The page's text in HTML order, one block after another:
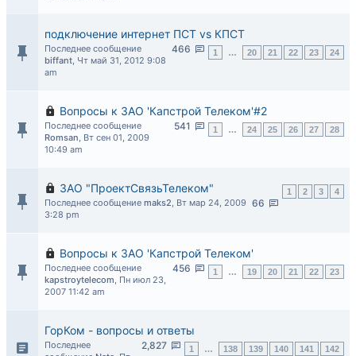
подключение интернет ПСТ vs КПСТ
1 … 20 21 22 23 24
466
Последнее сообщение
biffant, Чт май 31, 2012 9:08
am
Вопросы к ЗАО 'Капстрой Телеком'#2
1 … 24 25 26 27 28
541
Последнее сообщение
Romsan, Вт сен 01, 2009
10:49 am
ЗАО "ПроектСвязьТелеком" 1 2 3 4
66
Последнее сообщение maks2, Вт мар 24, 2009
3:28 pm
Вопросы к ЗАО 'Капстрой Телеком'
1 … 19 20 21 22 23
456
Последнее сообщение
kapstroytelecom, Пн июл 23,
2007 11:42 am
ГорКом - вопросы и ответы
1 … 138 139 140 141 142
2,827
Последнее